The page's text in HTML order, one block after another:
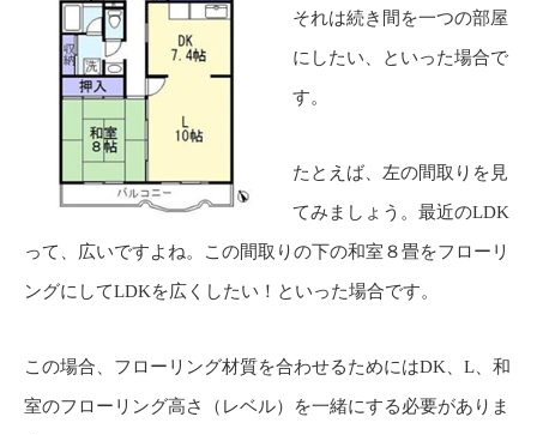
それは続き間を一つの部屋
にしたい、といった場合で
す。
たとえば、左の間取りを見
てみましょう。最近のLDK
って、広いですよね。この間取りの下の和室８畳をフローリ
ングにしてLDKを広くしたい！といった場合です。
この場合、フローリング材質を合わせるためにはDK、L、和
室のフローリング高さ（レベル）を一緒にする必要がありま